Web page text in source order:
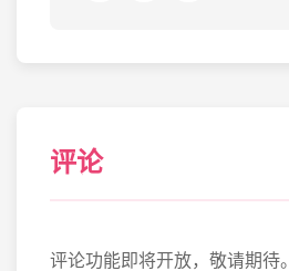
评论
评论功能即将开放，敬请期待。